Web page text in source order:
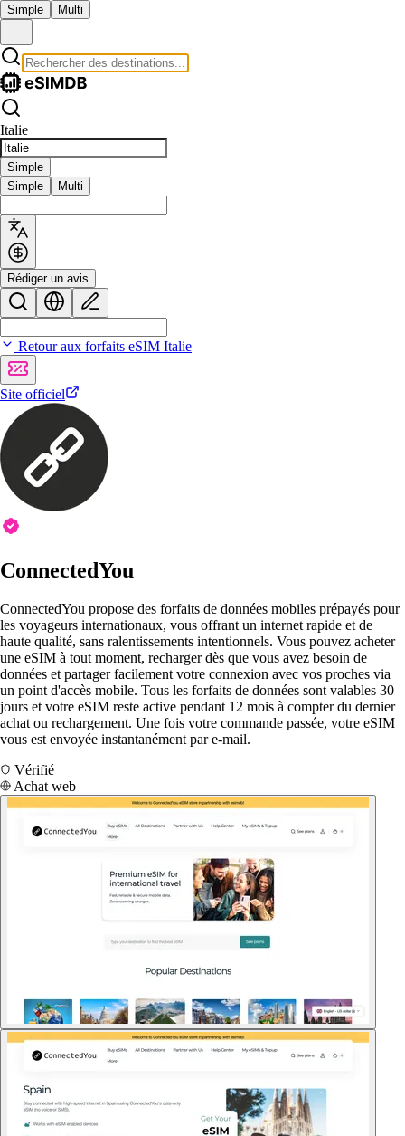
Simple Multi
Italie
Simple
Simple
Multi
Rédiger un avis
Retour aux forfaits eSIM Italie
Site officiel
ConnectedYou
ConnectedYou propose des forfaits de données mobiles prépayés pour
les voyageurs internationaux, vous offrant un internet rapide et de
haute qualité, sans ralentissements intentionnels. Vous pouvez acheter
une eSIM à tout moment, recharger dès que vous avez besoin de
données et partager facilement votre connexion avec vos proches via
un point d'accès mobile. Tous les forfaits de données sont valables 30
jours et votre eSIM reste active pendant 12 mois à compter du dernier
achat ou rechargement. Une fois votre commande passée, votre eSIM
vous est envoyée instantanément par e-mail.
Vérifié
Achat web